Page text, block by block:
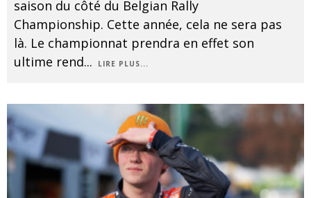
saison du côté du Belgian Rally
Championship. Cette année, cela ne sera pas
là. Le championnat prendra en effet son
ultime rend... LIRE PLUS...